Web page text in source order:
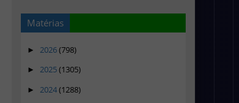
Matérias
► 2026(798)
► 2025(1305)
► 2024(1288)